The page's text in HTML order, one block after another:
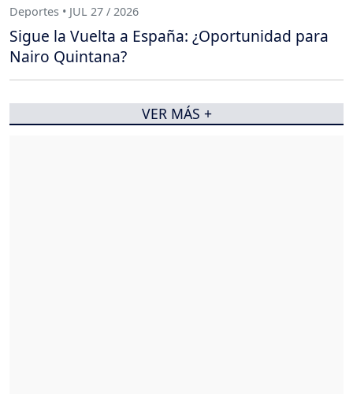
Deportes • JUL 27 / 2026
Sigue la Vuelta a España: ¿Oportunidad para
Nairo Quintana?
VER MÁS +